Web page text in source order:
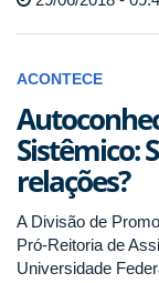
ACONTECE
Sistêmico:
relações?
A Divisão de
Pró-Reitoria de
Universidade